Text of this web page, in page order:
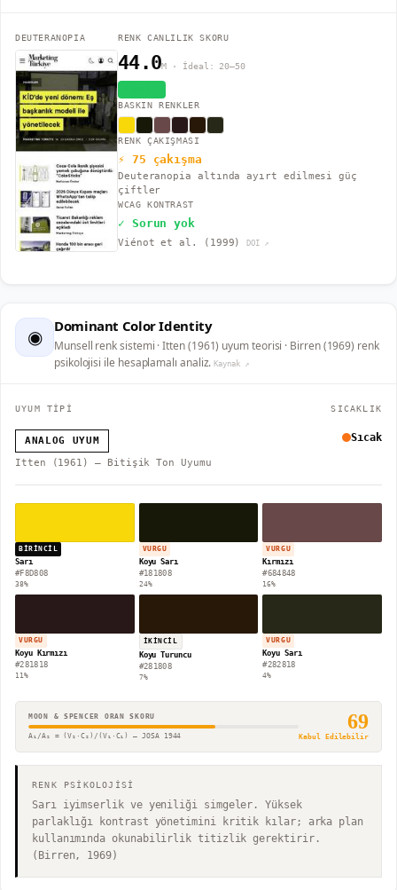
DEUTERANOPIA RENK CANLILIK SKORU
44.0M · İdeal: 20–50
BASKIN RENKLER
RENK ÇAKIŞMASI
⚡ 75 çakışma
Deuteranopia altında ayırt edilmesi güç
çiftler
WCAG KONTRAST
✓ Sorun yok
Viénot et al. (1999) DOI ↗
◉ Dominant Color Identity
Munsell renk sistemi · Itten (1961) uyum teorisi · Birren (1969) renk
psikolojisi ile hesaplamalı analiz. Kaynak ↗
UYUM TİPİ
ANALOG UYUM
Itten (1961) — Bitişik Ton Uyumu
SICAKLIK
Sıcak
BIRINCIL
Sarı
#F8D808
38%
VURGU
Koyu Sarı
#181808
24%
VURGU
Kırmızı
#684848
16%
VURGU
Koyu Kırmızı
#281818
11%
İKINCIL
Koyu Turuncu
#281808
7%
VURGU
Koyu Sarı
#282818
4%
MOON & SPENCER ORAN SKORU
A₁/A₂ = (V₂·C₂)/(V₁·C₁) — JOSA 1944
69
Kabul Edilebilir
RENK PSİKOLOJİSİ
Sarı iyimserlik ve yeniliği simgeler. Yüksek
parlaklığı kontrast yönetimini kritik kılar; arka plan
kullanımında okunabilirlik titizlik gerektirir.
(Birren, 1969)